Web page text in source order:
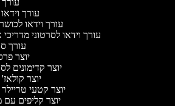
עורך
עורך וידאו
עורך וידאו לסרטוני
עורך
יוצר
יוצר קדימונים
יוצר
יוצר קטעי
יוצר קליפים